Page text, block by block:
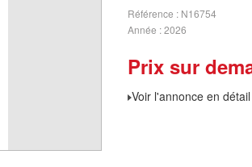
Référence
N16754
Année 2026
Prix sur
Voir l'annonce en détail